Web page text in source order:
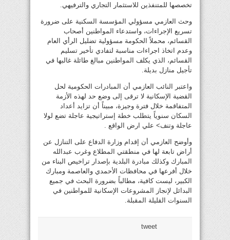
تخصصها للمتنفذين للاستثمار التجاري والترفيهي.
وحث العازمي مسؤولي المؤسسة السكنية على ضرورة
تسريع الإجراءات، واستدعاء المواطنين أصحاب
القسائم، محملاً الحكومة مسؤولية تضليل الرأي العام
وعدم اتخاذ اجراءات مناسبة لتفادي تأخير تسليم
القسائم، الذي يكلف المواطنين مبالغ طائلة غالبها في
تأجيل منازل بديلة.
واعتبر النائب العازمي أن المبادرات الحكومية لحل
القضية الإسكانية لا ترقى إلى وضع حد لهذه الأزمة
المتفاقمة خلال فترة وجيزة، مبيناً أن تزايد أعداد
السكان سنوياً يتطلب خطة إستراتيجية عاجلة تضع لولا
عاجلة وتنف> علي ارض الواقع .
وأوضح العازمي أن إقدام وزارة الدفاع على التنازل عن
أراض تابعة لها في منطقتي المطلاع وغرب عبدالله
المبارك وكذلك مبادرة البلدية بإصدار تراخيص البناء من
خلال أفرعها في محافظات الأحمدي والعاصمة ومبارك
الكبير، ليست كافية، مطالباً بضرورة البحث في جميع
البدائل لإنجاز المشروعات الإسكانية للمواطنين في
السنوات القليلة المقبلة.
tweet